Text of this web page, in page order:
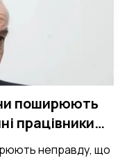
поширюють
працівники
неправду, що